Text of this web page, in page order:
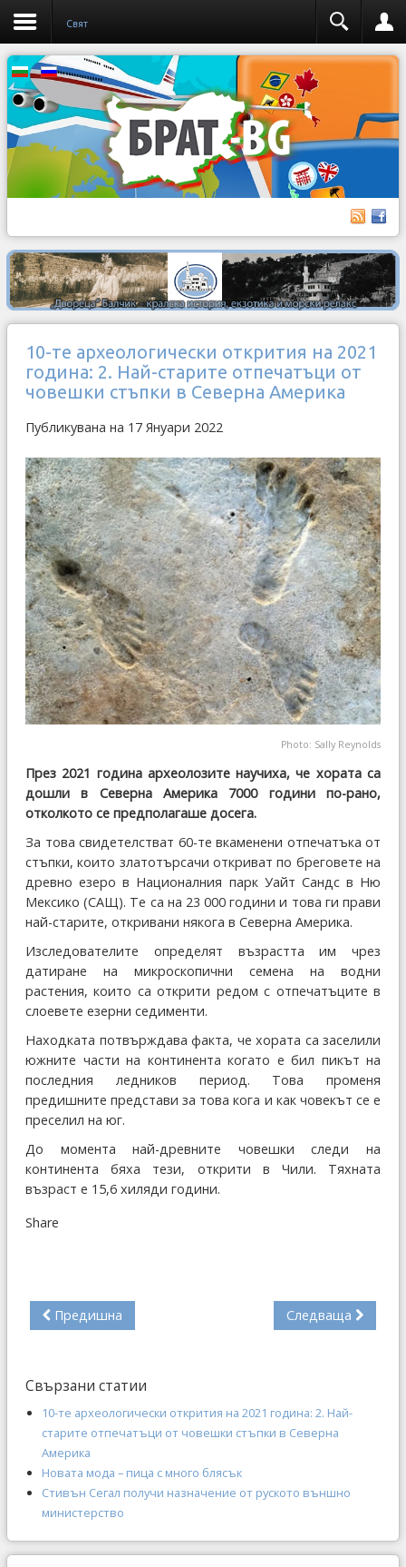
Свят
10-те археологически открития на 2021
година: 2. Най-старите отпечатъци от
човешки стъпки в Северна Америка
Публикувана на 17 Януари 2022
Photo: Sally Reynolds
През 2021 година археолозите научиха, че хората са
дошли в Северна Америка 7000 години по-рано,
отколкото се предполагаше досега.
За това свидетелстват 60-те вкаменени отпечатъка от
стъпки, които златотърсачи откриват по бреговете на
древно езеро в Националния парк Уайт Сандс в Ню
Мексико (САЩ). Те са на 23 000 години и това ги прави
най-старите, откривани някога в Северна Америка.
Изследователите определят възрастта им чрез
датиране на микроскопични семена на водни
растения, които са открити редом с отпечатъците в
слоевете езерни седименти.
Находката потвърждава факта, че хората са заселили
южните части на континента когато е бил пикът на
последния ледников период. Това променя
предишните представи за това кога и как човекът се е
преселил на юг.
До момента най-древните човешки следи на
континента бяха тези, открити в Чили. Тяхната
възраст е 15,6 хиляди години.
Share
Предишна Следваща
Свързани статии
10-те археологически открития на 2021 година: 2. Най-
старите отпечатъци от човешки стъпки в Северна
Америка
Новата мода – пица с много блясък
Стивън Сегал получи назначение от руското външно
министерство